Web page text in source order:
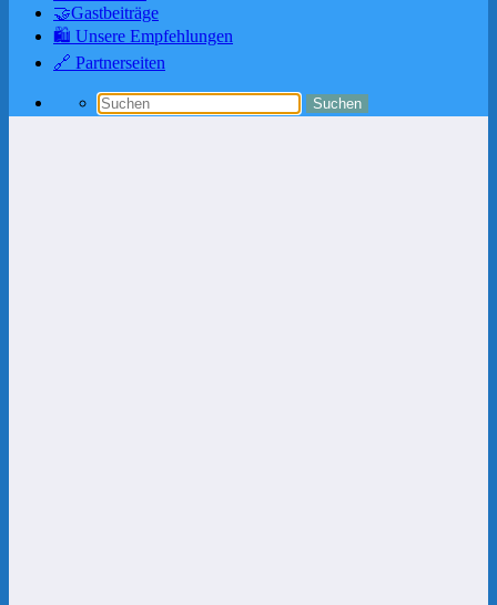
🤝Gastbeiträge
🛍️ Unsere Empfehlungen
🔗 Partnerseiten